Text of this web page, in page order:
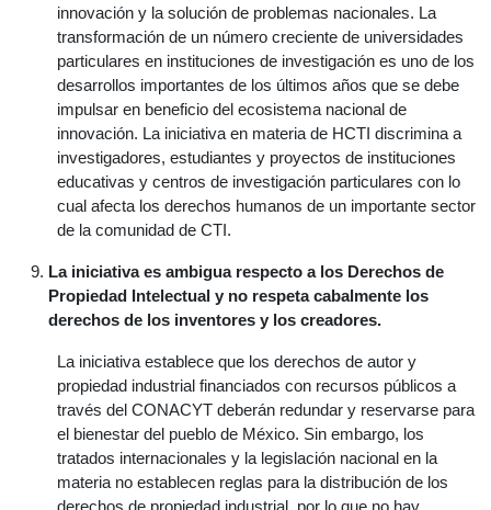
innovación y la solución de problemas nacionales. La
transformación de un número creciente de universidades
particulares en instituciones de investigación es uno de los
desarrollos importantes de los últimos años que se debe
impulsar en beneficio del ecosistema nacional de
innovación. La iniciativa en materia de HCTI discrimina a
investigadores, estudiantes y proyectos de instituciones
educativas y centros de investigación particulares con lo
cual afecta los derechos humanos de un importante sector
de la comunidad de CTI.
La iniciativa es ambigua respecto a los Derechos de
Propiedad Intelectual y no respeta cabalmente los
derechos de los inventores y los creadores.
La iniciativa establece que los derechos de autor y
propiedad industrial financiados con recursos públicos a
través del CONACYT deberán redundar y reservarse para
el bienestar del pueblo de México. Sin embargo, los
tratados internacionales y la legislación nacional en la
materia no establecen reglas para la distribución de los
derechos de propiedad industrial, por lo que no hay